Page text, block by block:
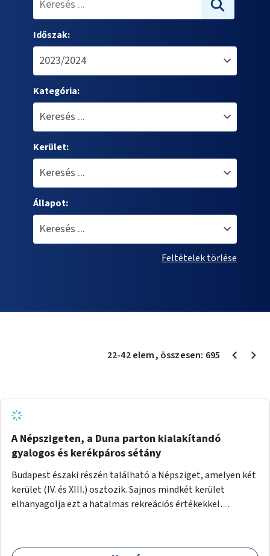
Időszak:
Kategória:
Kerület:
Állapot:
Feltételek törlése
22-42elem, összesen: 695
A Népszigeten, a Duna parton kialakítandó
gyalogos és kerékpáros sétány
Budapest északi részén található a Népsziget, amelyen két
kerület (IV. és XIII.) osztozik. Sajnos mindkét kerület
elhanyagolja ezt a hatalmas rekreációs értékekkel
keresztül érheti el. Innen egy eléggé rossz állapotú